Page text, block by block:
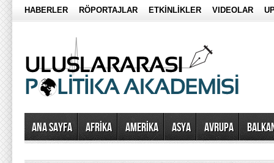
HABERLER RÖPORTAJLAR ETKİNLİKLER VIDEOLAR
Ana Sayfa AFRİKA AMERİKA ASYA AVRUPA